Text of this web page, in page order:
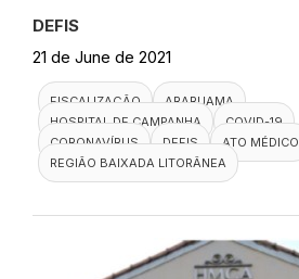
DEFIS
21 de June de 2021
FISCALIZAÇÃO
ARARUAMA
HOSPITAL DE CAMPANHA
COVID-19
CORONAVÍRUS
DEFIS
ATO MÉDICO
REGIÃO BAIXADA LITORÂNEA